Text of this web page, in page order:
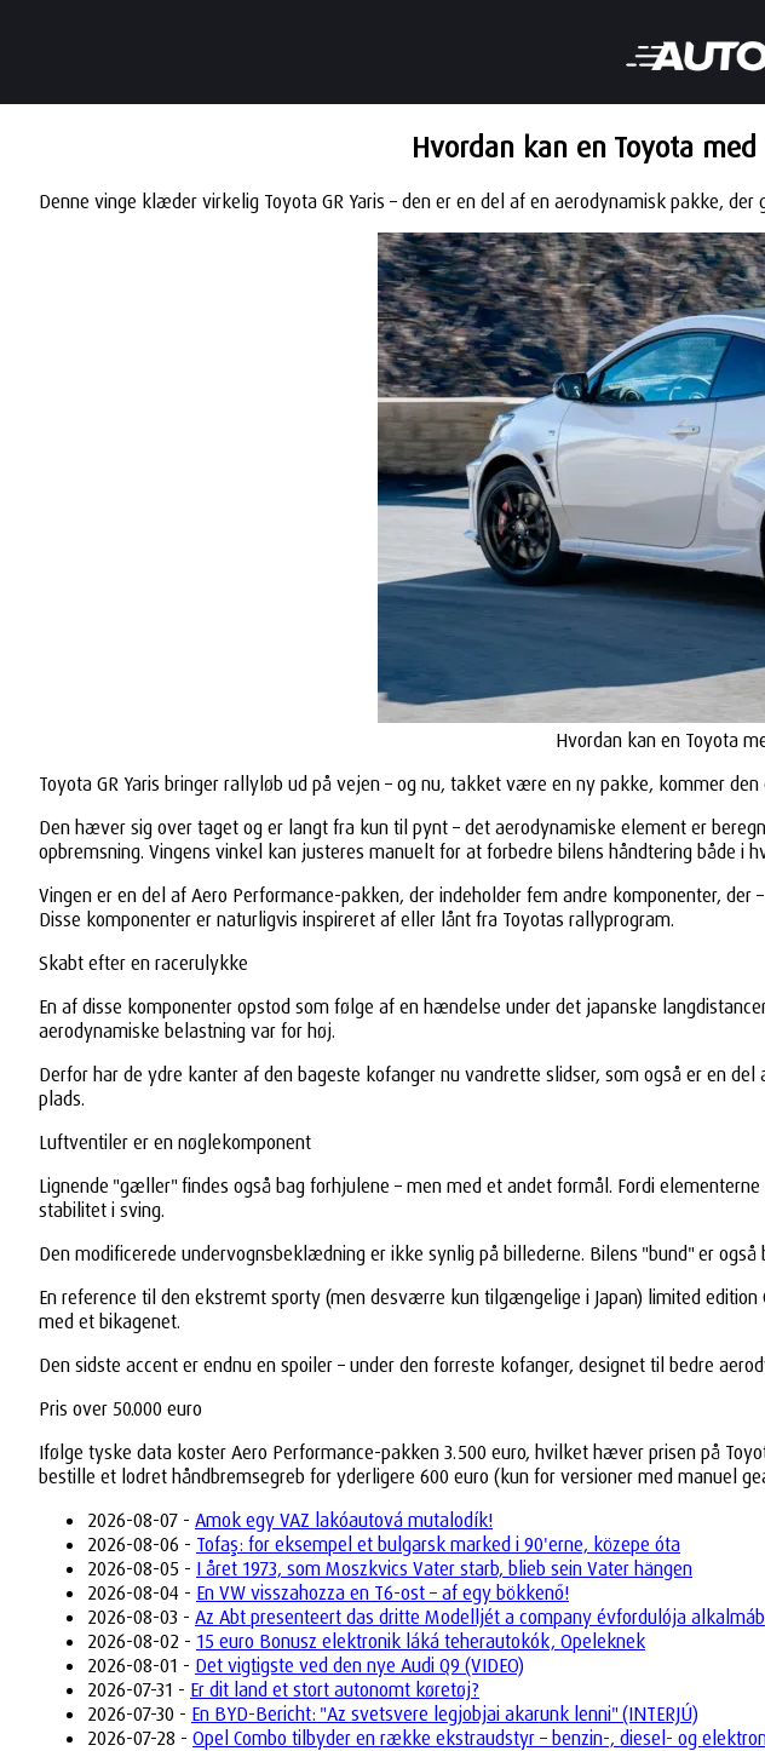
Hvordan kan en Toyota
Denne vinge klæder virkelig Toyota GR Yaris – den er en del af en aerodynamisk pakke,
Hvordan kan en Toyota
Toyota GR Yaris bringer rallyløb ud på vejen – og nu, takket være en ny pakke, kommer
Den hæver sig over taget og er langt fra kun til pynt – det aerodynamiske element er
opbremsning. Vingens vinkel kan justeres manuelt for at forbedre bilens håndtering både i
Vingen er en del af Aero Performance-pakken, der indeholder fem andre komponenter,
Disse komponenter er naturligvis inspireret af eller lånt fra Toyotas rallyprogram.
Skabt efter en racerulykke
En af disse komponenter opstod som følge af en hændelse under det japanske
aerodynamiske belastning var for høj.
Derfor har de ydre kanter af den bageste kofanger nu vandrette slidser, som også er en
plads.
Luftventiler er en nøglekomponent
Lignende "gæller" findes også bag forhjulene – men med et andet formål. Fordi
stabilitet i sving.
Den modificerede undervognsbeklædning er ikke synlig på billederne. Bilens "bund" er
En reference til den ekstremt sporty (men desværre kun tilgængelige i Japan) limited
med et bikagenet.
Den sidste accent er endnu en spoiler – under den forreste kofanger, designet til bedre
Pris over 50.000 euro
Ifølge tyske data koster Aero Performance-pakken 3.500 euro, hvilket hæver prisen på
bestille et lodret håndbremsegreb for yderligere 600 euro (kun for versioner med manuel
2026-08-07 - Amok egy VAZ lakóautová mutalodík!
2026-08-06 - Tofaş: for eksempel et bulgarsk marked i 90'erne, közepe óta
2026-08-05 - I året 1973, som Moszkvics Vater starb, blieb sein Vater hängen
2026-08-04 - En VW visszahozza en T6-ost – af egy bökkenő!
2026-08-03 - Az Abt presenteert das dritte Modelljét a company évfordulója
2026-08-02 - 15 euro Bonusz elektronik láká teherautokók, Opeleknek
2026-08-01 - Det vigtigste ved den nye Audi Q9 (VIDEO)
2026-07-31 - Er dit land et stort autonomt køretøj?
2026-07-30 - En BYD-Bericht: "Az svetsvere legjobjai akarunk lenni" (INTERJÚ)
2026-07-28 - Opel Combo tilbyder en række ekstraudstyr – benzin-, diesel- og